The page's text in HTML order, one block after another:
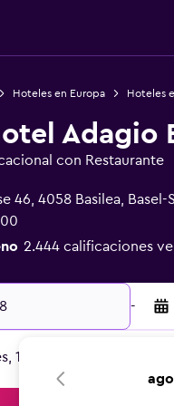
Hoteles en Europa Hoteles
Adagio
con Restaurante
46, 4058 Basilea, Basel-
2.444 calificaciones
-
1 habitación